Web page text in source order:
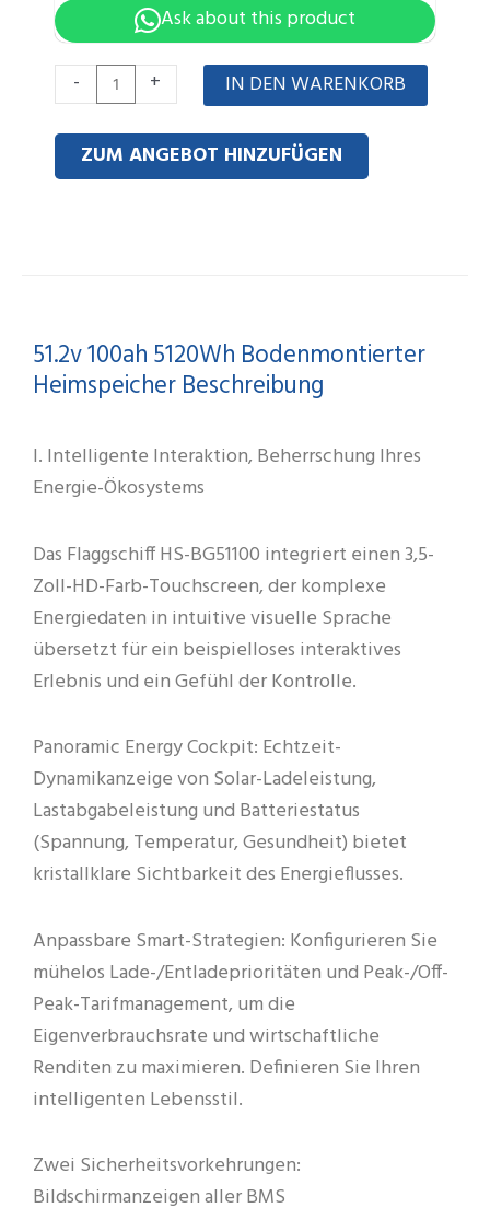
Ask about this product
-
51.2v
100ah
5120Wh
Floor
+ IN DEN WARENKORB
ZUM ANGEBOT HINZUFÜGEN
51.2v 100ah 5120Wh Bodenmontierter
Heimspeicher Beschreibung
I. Intelligente Interaktion, Beherrschung Ihres
Energie-Ökosystems
Das Flaggschiff HS-BG51100 integriert einen 3,5-
Zoll-HD-Farb-Touchscreen, der komplexe
Energiedaten in intuitive visuelle Sprache
übersetzt für ein beispielloses interaktives
Erlebnis und ein Gefühl der Kontrolle.
Panoramic Energy Cockpit: Echtzeit-
Dynamikanzeige von Solar-Ladeleistung,
Lastabgabeleistung und Batteriestatus
(Spannung, Temperatur, Gesundheit) bietet
kristallklare Sichtbarkeit des Energieflusses.
Anpassbare Smart-Strategien: Konfigurieren Sie
mühelos Lade-/Entladeprioritäten und Peak-/Off-
Peak-Tarifmanagement, um die
Eigenverbrauchsrate und wirtschaftliche
Renditen zu maximieren. Definieren Sie Ihren
intelligenten Lebensstil.
Zwei Sicherheitsvorkehrungen:
Bildschirmanzeigen aller BMS